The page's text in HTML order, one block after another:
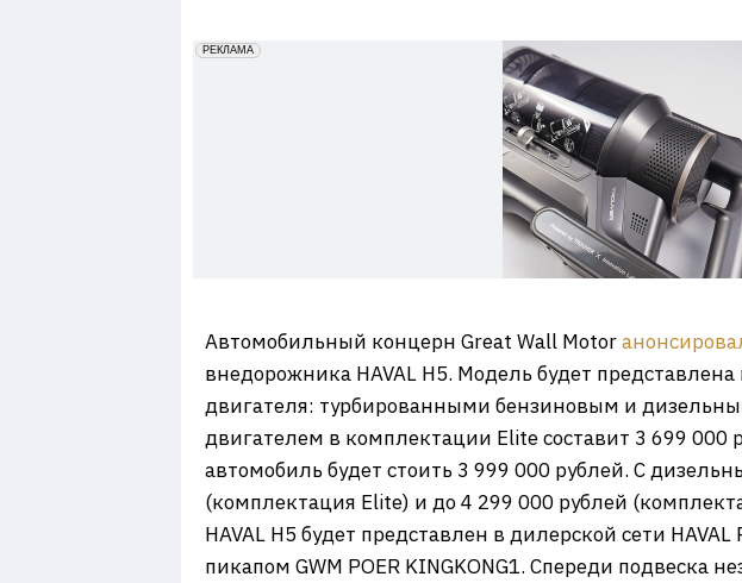
erid: 2VfnxxmNzs5
РЕКЛАМА
Автомобильный концерн Great Wall Motor
внедорожника HAVAL H5. Модель будет
двигателя: турбированными бензиновым и
двигателем в комплектации Elite составит 3 699
автомобиль будет стоить 3 999 000 рублей. С
(комплектация Elite) и до 4 299 000 рублей
HAVAL H5 будет представлен в дилерской сети
пикапом GWM POER KINGKONG1. Спереди подвеска